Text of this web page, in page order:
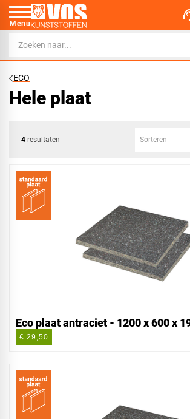
Menu
ECO
Hele plaat
4 resultaten Sorteren
Eco plaat antraciet - 1200 x 600 x
€ 29,50